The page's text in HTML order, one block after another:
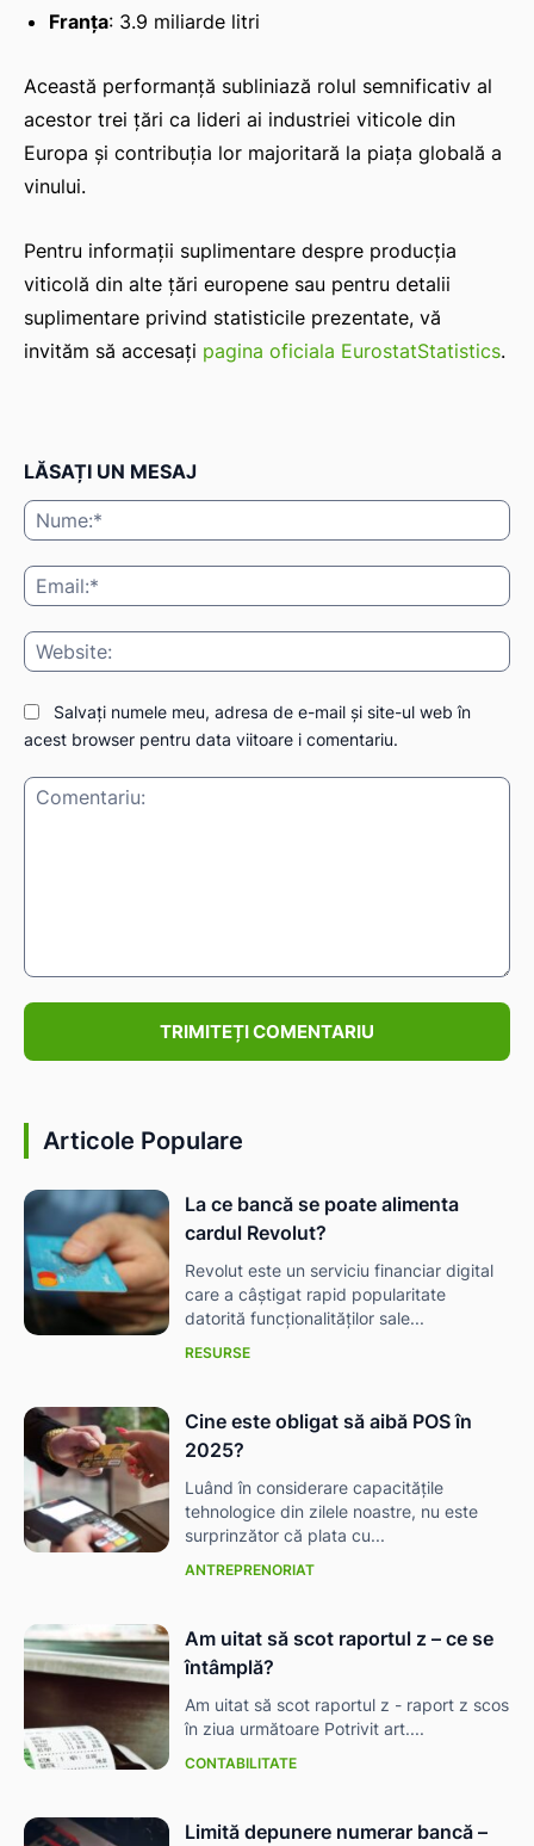
Franța: 3.9 miliarde litri
Această performanță subliniază rolul semnificativ al
acestor trei țări ca lideri ai industriei viticole din
Europa și contribuția lor majoritară la piața globală a
vinului.
Pentru informații suplimentare despre producția
viticolă din alte țări europene sau pentru detalii
suplimentare privind statisticile prezentate, vă
invităm să accesați pagina oficiala EurostatStatistics.
LĂSAȚI UN MESAJ
Salvați numele meu, adresa de e-mail și site-ul web în
acest browser pentru data viitoare i comentariu.
Articole Populare
La ce bancă se poate alimenta
cardul Revolut?
Revolut este un serviciu financiar digital
care a câștigat rapid popularitate
datorită funcționalităților sale...
RESURSE
Cine este obligat să aibă POS în
2025?
Luând în considerare capacitățile
tehnologice din zilele noastre, nu este
surprinzător că plata cu...
ANTREPRENORIAT
Am uitat să scot raportul z – ce se
întâmplă?
Am uitat să scot raportul z - raport z scos
în ziua următoare Potrivit art....
CONTABILITATE
Limită depunere numerar bancă –